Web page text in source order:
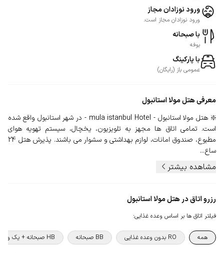
ورود نوزادان مجاز
ورود نوزادان مجاز است.
با صبحانه
بوفه
با پارکینگ
عمومی باز (رایگان)
معرفیهتل مولا استانبول
❇️ هتل مولا استانبول - mula istanbul Hotel - در شهر استانبول واقع شده
است. تمامی اتاق ها مجهز به تلویزیون، یخچال، سیستم تهویه هوای
مطبوع، صندوق امانات، لوازم بهداشتی و سشوار می باشند. پذیرش هتل 24
ساع...
مشاهده بیشتر
رزرو اتاق در هتل مولا استانبول
فیلتر اتاق ها بر اساس وعده غذایی:
همه RO بدون وعده غذایی BB صبحانه HB صبحانه + یک وعده غذا